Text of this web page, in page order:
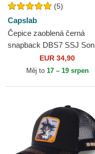
(5)
Capslab
Čepice zaoblená černá
snapback DBS7 SSJ Son
Goku Dragon Ball Capslab
EUR 34,90
Měj to 17 – 19 srpen